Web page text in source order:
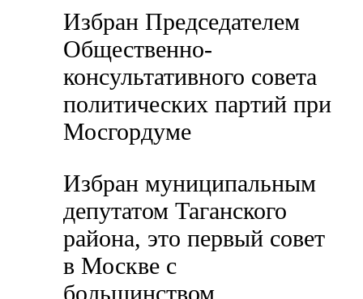
Избран Председателем
Общественно-
консультативного совета
политических партий при
Мосгордуме
Избран муниципальным
депутатом Таганского
района, это первый совет
в Москве с
большинством